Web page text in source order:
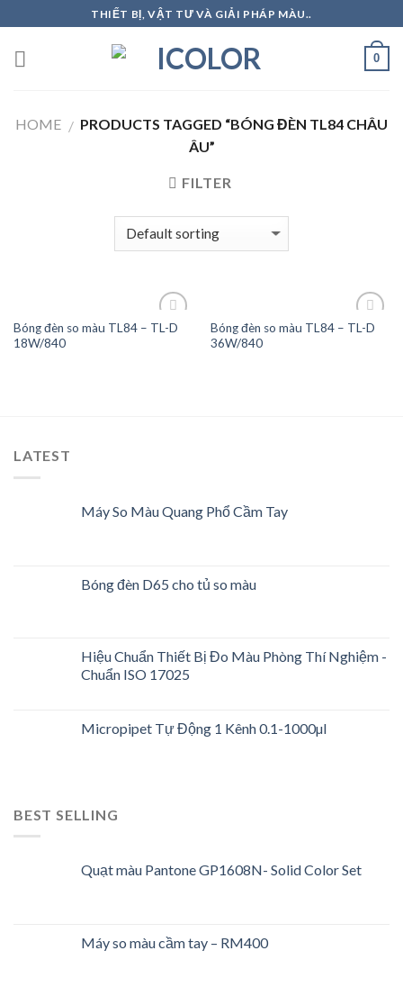
to
content
THIẾT BỊ, VẬT TƯ VÀ GIẢI PHÁP MÀU..
0
HOME / PRODUCTS TAGGED “BÓNG ĐÈN TL84 CHÂU
ÂU”
FILTER
Bóng đèn so màu TL84 – TL-D
18W/840
Bóng đèn so màu TL84 – TL-D
36W/840
LATEST
Máy So Màu Quang Phổ Cầm Tay
Bóng đèn D65 cho tủ so màu
Hiệu Chuẩn Thiết Bị Đo Màu Phòng Thí Nghiệm -
Chuẩn ISO 17025
Micropipet Tự Động 1 Kênh 0.1-1000µl
BEST SELLING
Quạt màu Pantone GP1608N- Solid Color Set
Máy so màu cầm tay – RM400